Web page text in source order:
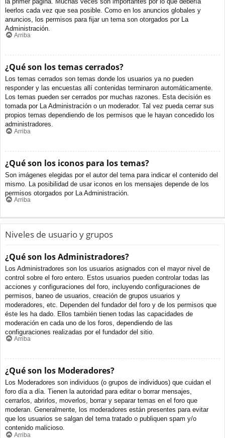
leerlos cada vez que sea posible. Como en los anuncios globales y
anuncios, los permisos para fijar un tema son otorgados por La
Administración.
Arriba
¿Qué son los temas cerrados?
Los temas cerrados son temas donde los usuarios ya no pueden
responder y las encuestas allí contenidas terminaron automáticamente.
Los temas pueden ser cerrados por muchas razones. Esta decisión es
tomada por La Administración o un moderador. Tal vez pueda cerrar sus
propios temas dependiendo de los permisos que le hayan concedido los
administradores.
Arriba
¿Qué son los iconos para los temas?
Son imágenes elegidas por el autor del tema para indicar el contenido del
mismo. La posibilidad de usar iconos en los mensajes depende de los
permisos otorgados por La Administración.
Arriba
Niveles de usuario y grupos
¿Qué son los Administradores?
Los Administradores son los usuarios asignados con el mayor nivel de
control sobre el foro entero. Estos usuarios pueden controlar todas las
acciones y configuraciones del foro, incluyendo configuraciones de
permisos, baneo de usuarios, creación de grupos usuarios y
moderadores, etc. Dependen del fundador del foro y de los permisos que
éste les ha dado. Ellos también tienen todas las capacidades de
moderación en cada uno de los foros, dependiendo de las
configuraciones realizadas por el fundador del sitio.
Arriba
¿Qué son los Moderadores?
Los Moderadores son individuos (o grupos de individuos) que cuidan el
foro día a día. Tienen la autoridad para editar o borrar mensajes,
cerrarlos, abrirlos, moverlos, borrar y separar temas en el foro que
moderan. Generalmente, los moderadores están presentes para evitar
que los usuarios se salgan del tema tratado o publiquen spam y/o
contenido malicioso.
Arriba